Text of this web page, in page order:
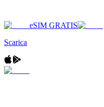
eSIM GRATIS
Scarica